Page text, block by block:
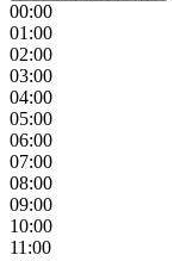
00:00
01:00
02:00
03:00
04:00
05:00
06:00
07:00
08:00
09:00
10:00
11:00